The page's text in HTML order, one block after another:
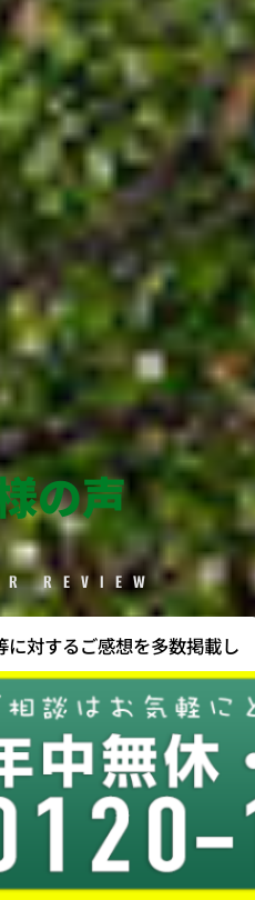
の声
REVIEW
対するご感想を多数掲載し
を通じて、お客様のリアル
こちらから